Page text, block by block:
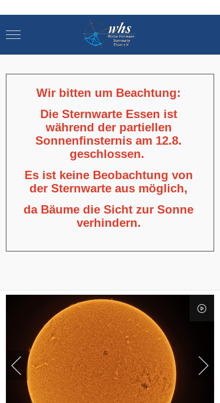
Mobile Menu Toggle
Wir bitten um Beachtung:
Die Sternwarte Essen ist
während der partiellen
Sonnenfinsternis am 12.8.
geschlossen.
Es ist keine Beobachtung von
der Sternwarte aus möglich,
da Bäume die Sicht zur Sonne
verhindern.